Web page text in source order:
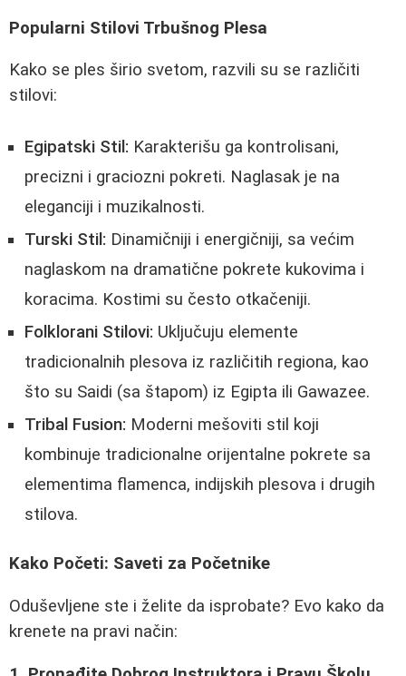
Popularni Stilovi Trbušnog Plesa
Kako se ples širio svetom, razvili su se različiti
stilovi:
Egipatski Stil: Karakterišu ga kontrolisani,
precizni i graciozni pokreti. Naglasak je na
eleganciji i muzikalnosti.
Turski Stil: Dinamičniji i energičniji, sa većim
naglaskom na dramatične pokrete kukovima i
koracima. Kostimi su često otkačeniji.
Folklorani Stilovi: Uključuju elemente
tradicionalnih plesova iz različitih regiona, kao
što su Saidi (sa štapom) iz Egipta ili Gawazee.
Tribal Fusion: Moderni mešoviti stil koji
kombinuje tradicionalne orijentalne pokrete sa
elementima flamenca, indijskih plesova i drugih
stilova.
Kako Početi: Saveti za Početnike
Oduševljene ste i želite da isprobate? Evo kako da
krenete na pravi način: